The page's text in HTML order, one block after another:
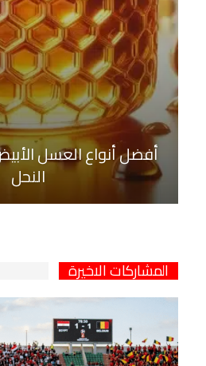
أفضل أنواع العسل
النحل
المشاركات الاخيرة